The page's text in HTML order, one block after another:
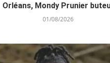
Orléans, Mondy Prunier
01/08/2026